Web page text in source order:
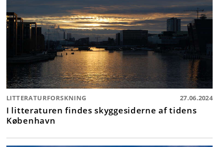
LITTERATURFORSKNING 27.06.2024
I litteraturen findes skyggesiderne af tidens
København